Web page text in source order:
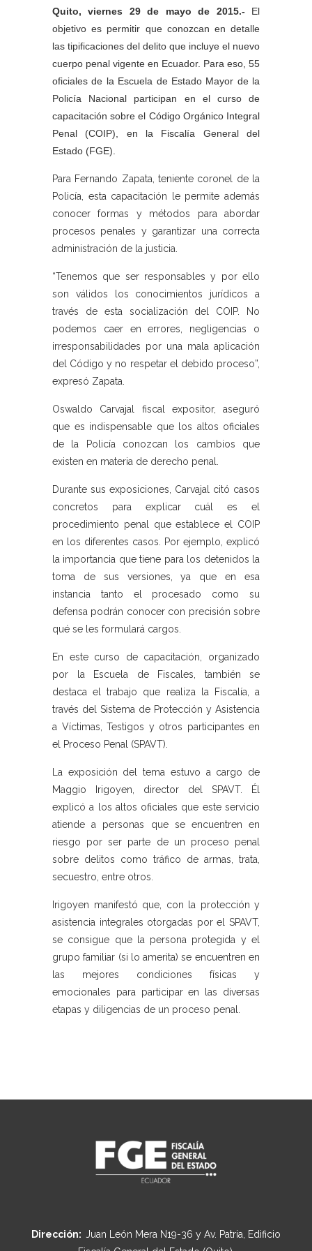
Quito, viernes 29 de mayo de 2015.- El
objetivo es permitir que conozcan en detalle
las tipificaciones del delito que incluye el nuevo
cuerpo penal vigente en Ecuador. Para eso, 55
oficiales de la Escuela de Estado Mayor de la
Policía Nacional participan en el curso de
capacitación sobre el Código Orgánico Integral
Penal (COIP), en la Fiscalía General del
Estado (FGE).
Para Fernando Zapata, teniente coronel de la
Policía, esta capacitación le permite además
conocer formas y métodos para abordar
procesos penales y garantizar una correcta
administración de la justicia.
“Tenemos que ser responsables y por ello
son válidos los conocimientos jurídicos a
través de esta socialización del COIP. No
podemos caer en errores, negligencias o
irresponsabilidades por una mala aplicación
del Código y no respetar el debido proceso”,
expresó Zapata.
Oswaldo Carvajal fiscal expositor, aseguró
que es indispensable que los altos oficiales
de la Policía conozcan los cambios que
existen en materia de derecho penal.
Durante sus exposiciones, Carvajal citó casos
concretos para explicar cuál es el
procedimiento penal que establece el COIP
en los diferentes casos. Por ejemplo, explicó
la importancia que tiene para los detenidos la
toma de sus versiones, ya que en esa
instancia tanto el procesado como su
defensa podrán conocer con precisión sobre
qué se les formulará cargos.
En este curso de capacitación, organizado
por la Escuela de Fiscales, también se
destaca el trabajo que realiza la Fiscalía, a
través del Sistema de Protección y Asistencia
a Víctimas, Testigos y otros participantes en
el Proceso Penal (SPAVT).
La exposición del tema estuvo a cargo de
Maggio Irigoyen, director del SPAVT. Él
explicó a los altos oficiales que este servicio
atiende a personas que se encuentren en
riesgo por ser parte de un proceso penal
sobre delitos como tráfico de armas, trata,
secuestro, entre otros.
Irigoyen manifestó que, con la protección y
asistencia integrales otorgadas por el SPAVT,
se consigue que la persona protegida y el
grupo familiar (si lo amerita) se encuentren en
las mejores condiciones físicas y
emocionales para participar en las diversas
etapas y diligencias de un proceso penal.
Dirección: Juan León Mera N19-36 y Av. Patria, Edificio